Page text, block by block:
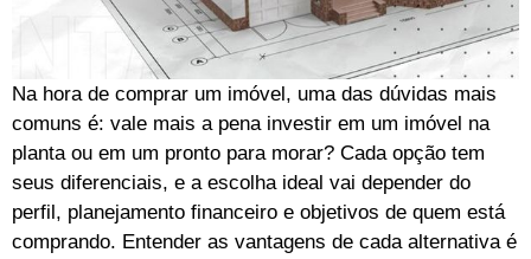
Na hora de comprar um imóvel, uma das dúvidas mais
comuns é: vale mais a pena investir em um imóvel na
planta ou em um pronto para morar? Cada opção tem
seus diferenciais, e a escolha ideal vai depender do
perfil, planejamento financeiro e objetivos de quem está
comprando. Entender as vantagens de cada alternativa é